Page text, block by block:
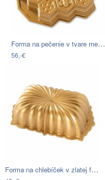
Forma na pečenie v tvare medového plátu…
56,-€
Forma na chlebíček v zlatej farbe…